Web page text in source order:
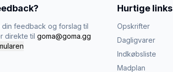
feedback og forslag til
direkte til goma@goma.gg
Hurtige links
Opskrifter
Dagligvarer
Indkøbsliste
Madplan